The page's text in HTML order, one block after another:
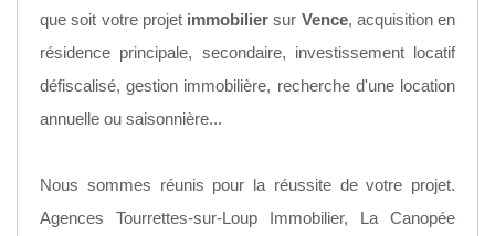
que soit votre projet immobilier sur Vence, acquisition en
résidence principale, secondaire, investissement locatif
défiscalisé, gestion immobilière, recherche d'une location
annuelle ou saisonnière...
Nous sommes réunis pour la réussite de votre projet.
Agences Tourrettes-sur-Loup Immobilier, La Canopée